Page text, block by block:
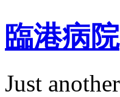
臨港病院
Just